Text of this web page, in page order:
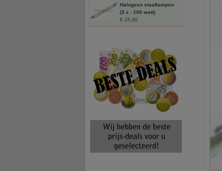
Halogeen staaflampen
(3 x - 100 watt)
€ 15,00